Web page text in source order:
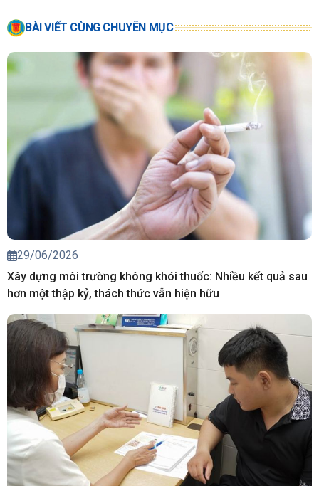
BÀI VIẾT CÙNG CHUYÊN MỤC
29/06/2026
Xây dựng môi trường không khói thuốc: Nhiều kết quả sau
hơn một thập kỷ, thách thức vẫn hiện hữu